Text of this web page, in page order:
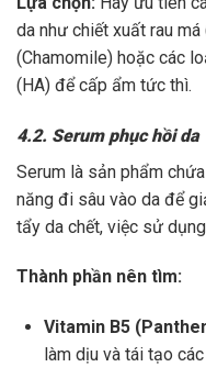
da như chiết xuất rau
(Chamomile) hoặc các
(HA) để cấp ẩm tức thì.
4.2. Serum phục hồi da
Serum là sản phẩm
năng đi sâu vào da để
tẩy da chết, việc sử
Thành phần nên tìm:
Vitamin B5
làm dịu và tái tạo